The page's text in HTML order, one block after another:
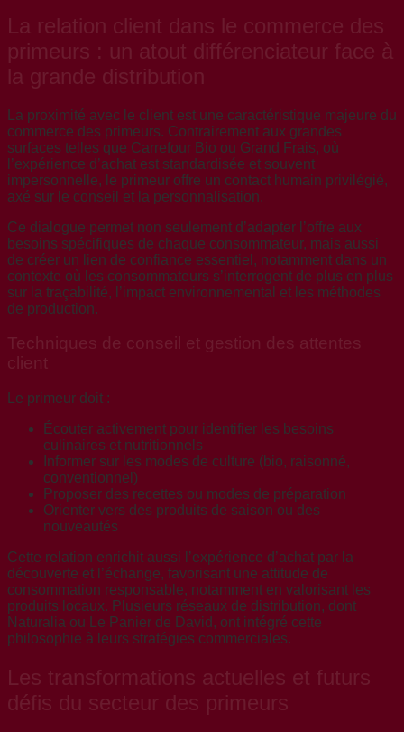
La relation client dans le commerce des
primeurs : un atout différenciateur face à
la grande distribution
La proximité avec le client est une caractéristique majeure du
commerce des primeurs. Contrairement aux grandes
surfaces telles que Carrefour Bio ou Grand Frais, où
l’expérience d’achat est standardisée et souvent
impersonnelle, le primeur offre un contact humain privilégié,
axé sur le conseil et la personnalisation.
Ce dialogue permet non seulement d’adapter l’offre aux
besoins spécifiques de chaque consommateur, mais aussi
de créer un lien de confiance essentiel, notamment dans un
contexte où les consommateurs s’interrogent de plus en plus
sur la traçabilité, l’impact environnemental et les méthodes
de production.
Techniques de conseil et gestion des attentes
client
Le primeur doit :
Écouter activement pour identifier les besoins
culinaires et nutritionnels
Informer sur les modes de culture (bio, raisonné,
conventionnel)
Proposer des recettes ou modes de préparation
Orienter vers des produits de saison ou des
nouveautés
Cette relation enrichit aussi l’expérience d’achat par la
découverte et l’échange, favorisant une attitude de
consommation responsable, notamment en valorisant les
produits locaux. Plusieurs réseaux de distribution, dont
Naturalia ou Le Panier de David, ont intégré cette
philosophie à leurs stratégies commerciales.
Les transformations actuelles et futurs
défis du secteur des primeurs